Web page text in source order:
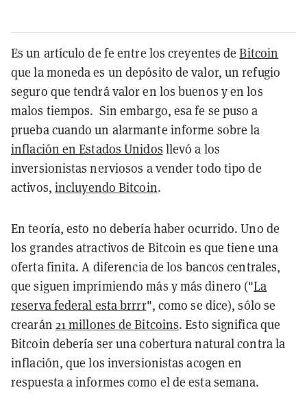
Es un artículo de fe entre los creyentes deBitcoin
que la moneda es un depósito de valor, un refugio
seguro que tendrá valor en los buenos y en los
malos tiempos. Sin embargo, esa fe se puso a
prueba cuando un alarmante informe sobre la
inflación en Estados Unidos llevó a los
inversionistas nerviosos a vender todo tipo de
activos, incluyendo Bitcoin.
En teoría, esto no debería haber ocurrido. Uno de
los grandes atractivos de Bitcoin es que tiene una
oferta finita. A diferencia de los bancos centrales,
que siguen imprimiendo más y más dinero ("La
reserva federal esta brrrr", como se dice), sólo se
crearán 21 millones de Bitcoins. Esto significa que
Bitcoin debería ser una cobertura natural contra la
inflación, que los inversionistas acogen en
respuesta a informes como el de esta semana.